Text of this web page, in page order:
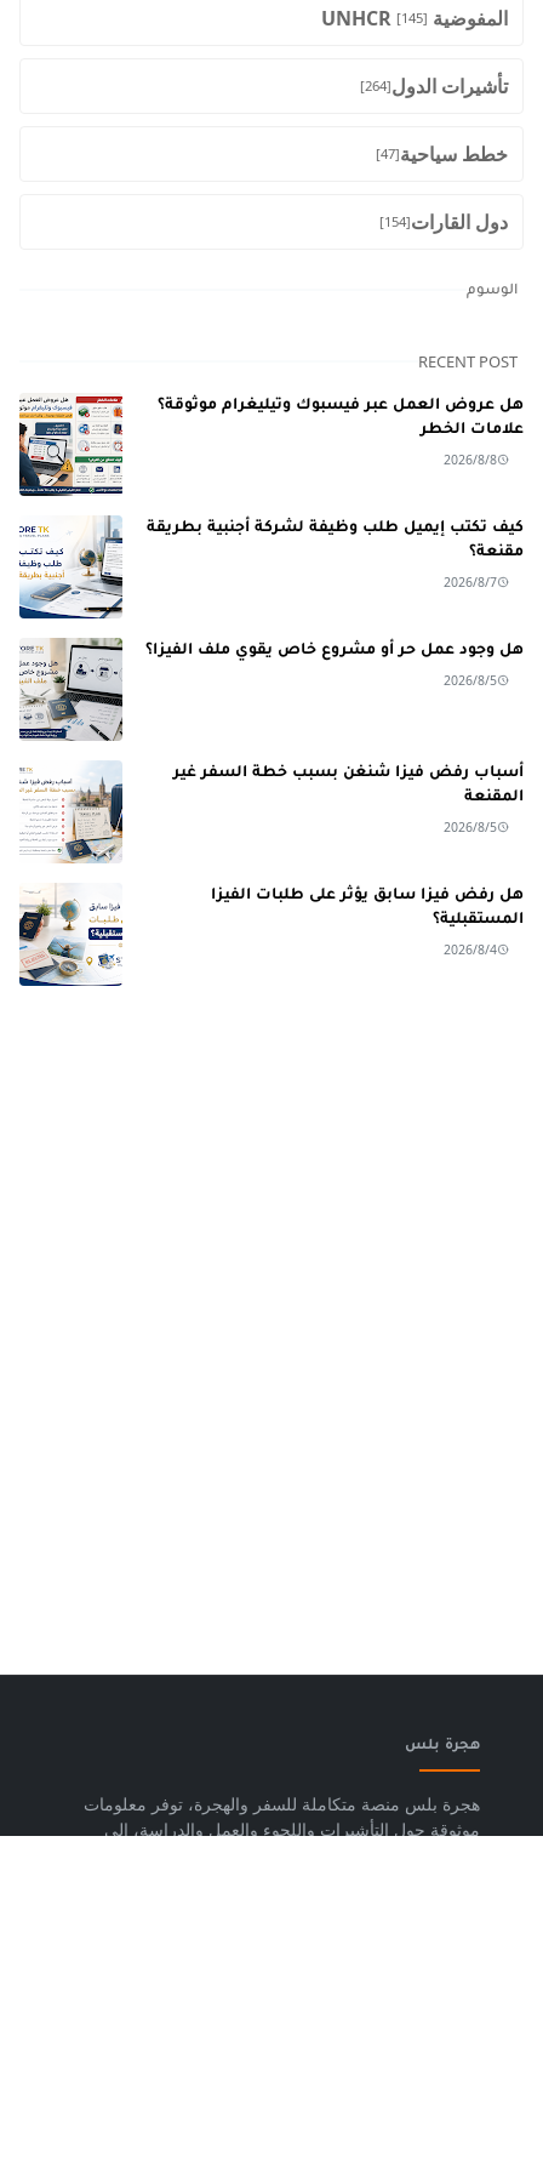
المفوضية UNHCR [145]
تأشيرات الدول[264]
خطط سياحية[47]
دول القارات[154]
الوسوم
RECENT POST
هل عروض العمل عبر فيسبوك وتيليغرام موثوقة؟
علامات الخطر
2026/8/8
كيف تكتب إيميل طلب وظيفة لشركة أجنبية بطريقة
مقنعة؟
2026/8/7
هل وجود عمل حر أو مشروع خاص يقوي ملف الفيزا؟
2026/8/5
أسباب رفض فيزا شنغن بسبب خطة السفر غير
المقنعة
2026/8/5
هل رفض فيزا سابق يؤثر على طلبات الفيزا
المستقبلية؟
2026/8/4
هجرة بلس
هجرة بلس منصة متكاملة للسفر والهجرة، توفر معلومات
موثوقة حول التأشيرات واللجوء والعمل والدراسة، إلى